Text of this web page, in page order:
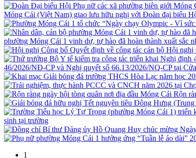
Móng Cái (Việt Nam) giao lưu hữu nghị với Đoàn đại biểu
phường Móng Cái 1 vinh dự, tự hào đã hoàn thành xuất
Hội nghị
46/2026/NĐ-CP và Nghị quyết số 66.13/2026/NQ-CP tại
Rộn
sinh tại trường
1